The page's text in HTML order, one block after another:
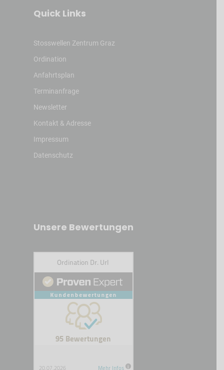
Quick Links
Stosswellen Zentrum Graz
Ordination
Anfahrtsplan
Terminanfrage
Newsletter
Kontakt & Adresse
Impressum
Datenschutz
Unsere Bewertungen
Kundenbewertungen und Erfahrungen zu